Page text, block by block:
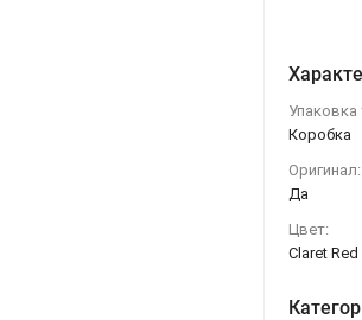
Упаковка
Коробка
Оригинал:
Да
Цвет:
Claret Red